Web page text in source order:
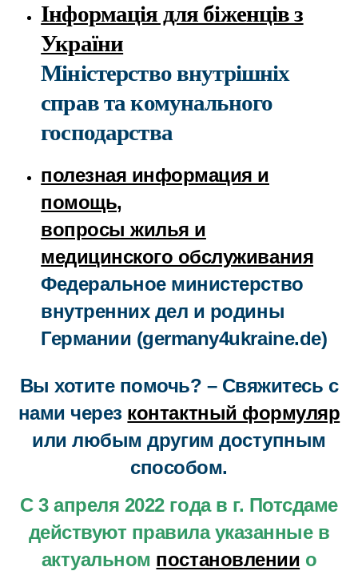
Інформація для біженців з
України
Міністерство внутрішніх
справ та комунального
господарства
полезная информация и
помощь,
вопросы жилья и
медицинского обслуживания
Федеральное министерство
внутренних дел и родины
Германии (germany4ukraine.de)
Вы хотите помочь? – Свяжитесь с
нами через контактный формуляр
или любым другим доступным
способом.
С 3 апреля 2022 года в г. Потсдаме
действуют правила указанные в
актуальном постановлении о